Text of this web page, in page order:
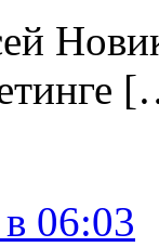
06:03